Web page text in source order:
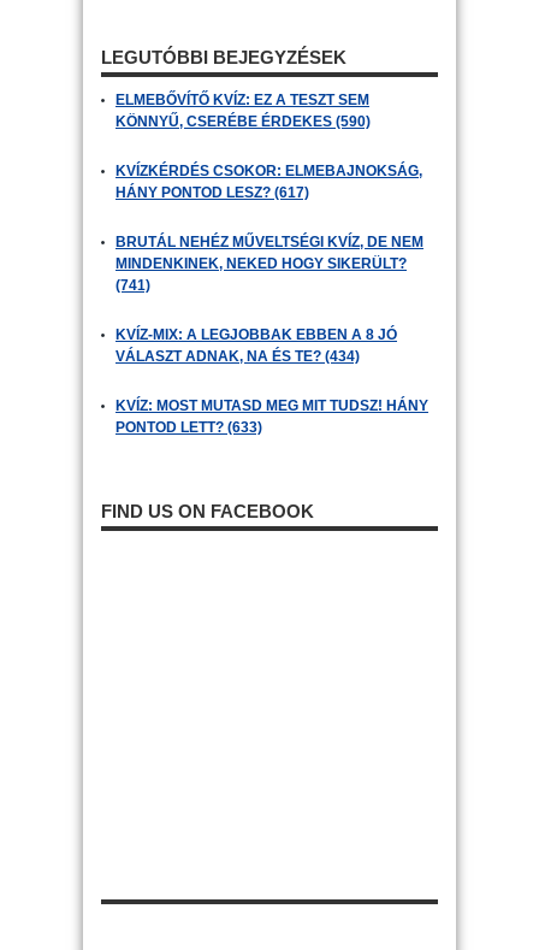
LEGUTÓBBI BEJEGYZÉSEK
ELMEBŐVÍTŐ KVÍZ: EZ A TESZT SEM
KÖNNYŰ, CSERÉBE ÉRDEKES (590)
KVÍZKÉRDÉS CSOKOR: ELMEBAJNOKSÁG,
HÁNY PONTOD LESZ? (617)
BRUTÁL NEHÉZ MŰVELTSÉGI KVÍZ, DE NEM
MINDENKINEK, NEKED HOGY SIKERÜLT?
(741)
KVÍZ-MIX: A LEGJOBBAK EBBEN A 8 JÓ
VÁLASZT ADNAK, NA ÉS TE? (434)
KVÍZ: MOST MUTASD MEG MIT TUDSZ! HÁNY
PONTOD LETT? (633)
FIND US ON FACEBOOK